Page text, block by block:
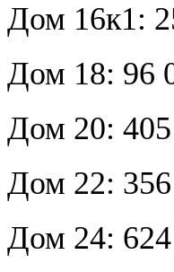
Дом 16к1:
Дом 18: 96
Дом 20:
Дом 22:
Дом 24: